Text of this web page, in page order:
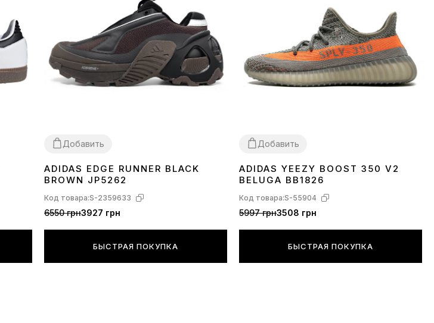
Добавить
404142 43 45
ADIDAS EDGE RUNNER BLACK
BROWN JP5262
Код товара:S-2359633
6550 грн3927 грн
БЫСТРАЯ ПОКУПКА
Добавить
37 3839 40 4142
ADIDAS YEEZY BOOST 350 V2
BELUGA BB1826
Код товара:S-55904
5997 грн3508 грн
БЫСТРАЯ ПОКУПКА